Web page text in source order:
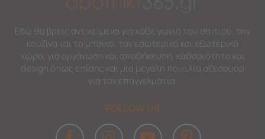
Εδώ θα βρεις αντικείμενα για κάθε γωνιά του σπιτιού, την
κουζίνα και το μπάνιο, τον εσωτερικό και εξωτερικό
χώρο, για οργάνωση και αποθήκευση, καθαριότητα και
design όπως επίσης και μια μεγάλη ποικιλία αξεσουάρ
για τον επαγγελματία.
FOLLOW US